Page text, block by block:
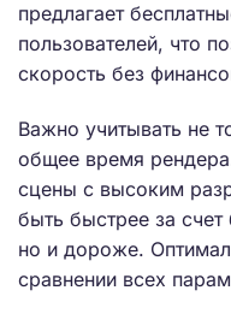
предлагает
пользователей, что
скорость без
Важно учитывать не
общее время
сцены с высоким
быть быстрее за
но и дороже.
сравнении всех